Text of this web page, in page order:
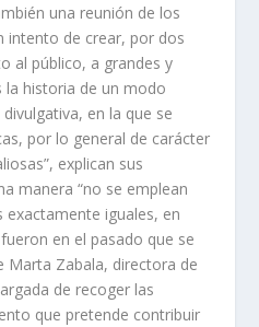
una reunión de los
intento de crear, por dos
al público, a grandes y
la historia de un modo
en la que se
por lo general de carácter
explican sus
manera “no se emplean
iguales, en
en el pasado que se
Marta Zabala, directora de
de recoger las
que pretende contribuir